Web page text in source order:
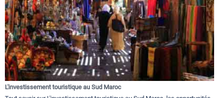
L'investissement touristique au Sud Maroc